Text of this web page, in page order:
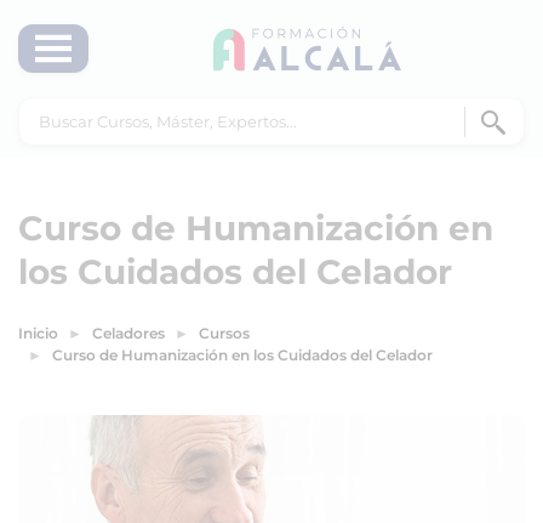
Curso de Humanización en
los Cuidados del Celador
Inicio Celadores
Cursos
Curso de Humanización en los Cuidados del Celador